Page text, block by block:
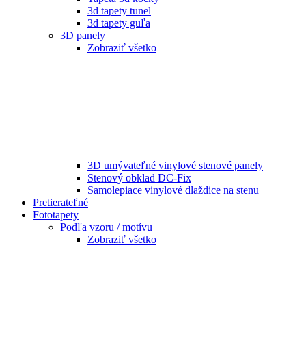
3d tapety tunel
3d tapety guľa
3D panely
Zobraziť všetko
3D umývateľné vinylové stenové panely
Stenový obklad DC-Fix
Samolepiace vinylové dlaždice na stenu
Pretierateľné
Fototapety
Podľa vzoru / motívu
Zobraziť všetko